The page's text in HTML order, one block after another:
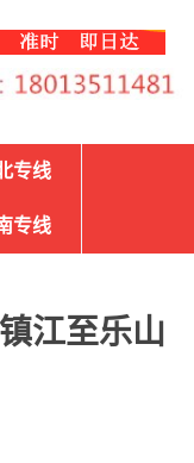
专线
专线
江至乐山